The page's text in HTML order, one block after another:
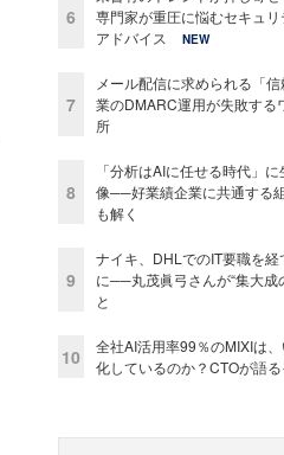
6
専門家が重圧に悩むセキュ
アドバイス
NEW
7
メール配信に求められる「
業のDMARC運用が失敗する
所
8
「分析はAIに任せる時代」
像──好業績企業に共通する
も解く
9
ナイキ、DHLでのIT要職を
に──丸茂眞弓さんが“集大成
と
10
全社AI活用率99％のMIXIは
化しているのか？CTOが語